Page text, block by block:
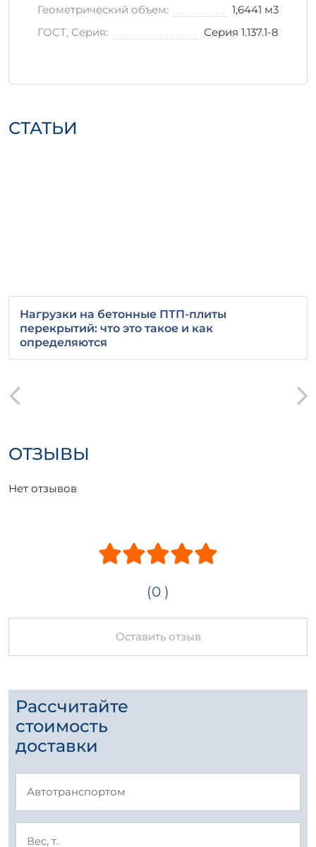
Геометрический объем:
1,6441 м3
ГОСТ, Серия:
Серия 1.137.1-8
СТАТЬИ
Нагрузки на бетонные ПТП-плиты
перекрытий: что это такое и как
определяются
ОТЗЫВЫ
Нет отзывов
(0 )
Оставить отзыв
Рассчитайте
стоимость
доставки